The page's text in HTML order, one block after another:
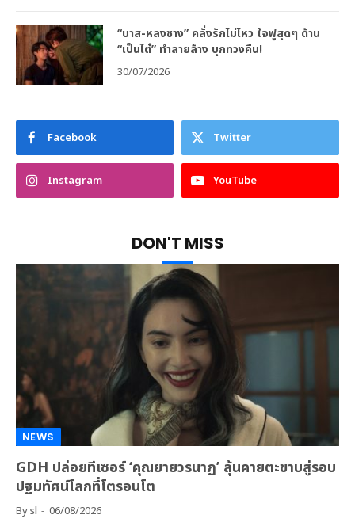
“บาส-หลงชาง” คลั่งรักไม่ไหว ใจฟูสุดๆ ด้าน
“เป็นไต๋” ทำลายล้าง บุกทวงคืน!
30/07/2026
Facebook Twitter
Instagram YouTube
DON'T MISS
NEWS
GDH ปล่อยทีเซอร์ ‘คุณยายวรนาฏ’ ลุ้นคายตะขาบสู่รอบ
ปฐมทัศน์โลกที่โตรอนโต
Bysl 06/08/2026